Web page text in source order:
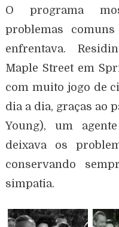
O programa
problemas
enfrentava.
Maple Street em
com muito jogo de
dia a dia, graças ao
Young), um
deixava os
conservando
simpatia.